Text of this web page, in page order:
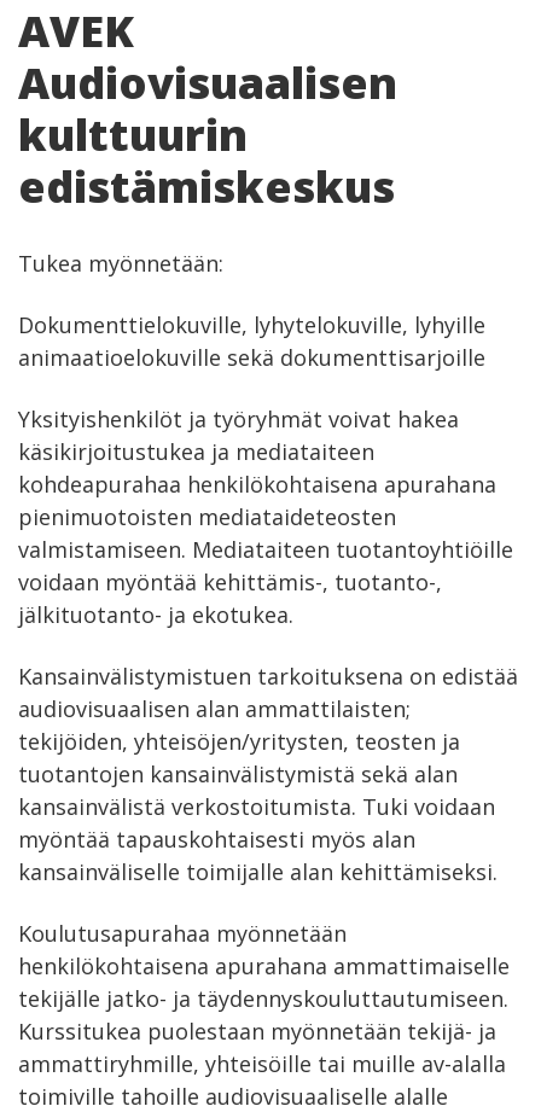
AVEK
Audiovisuaalisen
kulttuurin
edistämiskeskus
Tukea myönnetään:
Dokumenttielokuville, lyhytelokuville, lyhyille
animaatioelokuville sekä dokumenttisarjoille
Yksityishenkilöt ja työryhmät voivat hakea
käsikirjoitustukea ja mediataiteen
kohdeapurahaa henkilökohtaisena apurahana
pienimuotoisten mediataideteosten
valmistamiseen. Mediataiteen tuotantoyhtiöille
voidaan myöntää kehittämis-, tuotanto-,
jälkituotanto- ja ekotukea.
Kansainvälistymistuen tarkoituksena on edistää
audiovisuaalisen alan ammattilaisten;
tekijöiden, yhteisöjen/yritysten, teosten ja
tuotantojen kansainvälistymistä sekä alan
kansainvälistä verkostoitumista. Tuki voidaan
myöntää tapauskohtaisesti myös alan
kansainväliselle toimijalle alan kehittämiseksi.
Koulutusapurahaa myönnetään
henkilökohtaisena apurahana ammattimaiselle
tekijälle jatko- ja täydennyskouluttautumiseen.
Kurssitukea puolestaan myönnetään tekijä- ja
ammattiryhmille, yhteisöille tai muille av-alalla
toimiville tahoille audiovisuaaliselle alalle